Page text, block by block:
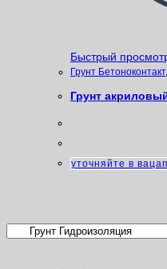
Быстрый
Грунт Бетоноконтакт,
Грунт
уточняйте в вацап